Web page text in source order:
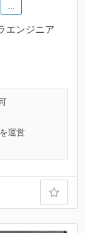
…
エンジニア
運営